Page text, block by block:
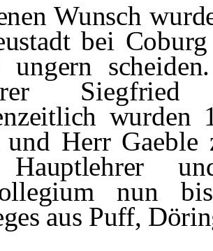
Wunsch
stadt bei
schei­
und Herr Gaeble
Hauptlehrer
nun
aus Puff,